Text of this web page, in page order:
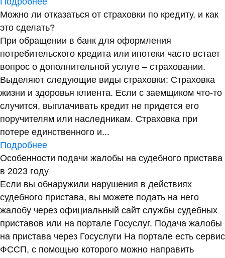
Можно ли отказаться от страховки по кредиту, и как
это сделать?
При обращении в банк для оформления
потребительского кредита или ипотеки часто встает
вопрос о дополнительной услуге – страховании.
Выделяют следующие виды страховки: Страховка
жизни и здоровья клиента. Если с заемщиком что-то
случится, выплачивать кредит не придется его
поручителям или наследникам. Страховка при
потере единственного и...
Подробнее
Особенности подачи жалобы на судебного пристава
в 2023 году
Если вы обнаружили нарушения в действиях
судебного пристава, вы можете подать на него
жалобу через официальный сайт службы судебных
приставов или на портале Госуслуг. Подача жалобы
на пристава через Госуслуги На портале есть сервис
ФССП, с помощью которого можно направить